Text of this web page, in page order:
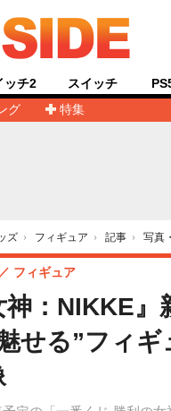
グ
特集
ッチ2 スイッチ
ズ › フィギュア › 記事 › 写真
神：NIKKE
せる”フィ
フィギュア